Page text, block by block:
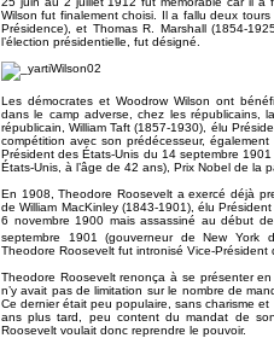
Wilson fut finalement choisi. Il a fallu deux
Présidence), et Thomas R. Marshall (1854-
l’élection présidentielle, fut désigné.
Les démocrates et Woodrow Wilson ont
dans le camp adverse, chez les républicains,
républicain, William Taft (1857-1930), élu
compétition avec son prédécesseur,
Président des États-Unis du 14 septembre
États-Unis, à l’âge de 42 ans), Prix Nobel de la
En 1908, Theodore Roosevelt a exercé déjà
de William MacKinley (1843-1901), élu
6 novembre 1900 mais assassiné au début
septembre 1901 (gouverneur de New York
Theodore Roosevelt fut intronisé Vice-Président
Theodore Roosevelt renonça à se présenter
n’y avait pas de limitation sur le nombre de
Ce dernier était peu populaire, sans charisme
ans plus tard, peu content du mandat de
Roosevelt voulait donc reprendre le pouvoir.